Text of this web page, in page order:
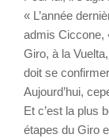
« L’année
admis Ciccone,
Giro, à la
doit se
Aujourd’hui,
Et c’est la plus
étapes du Giro